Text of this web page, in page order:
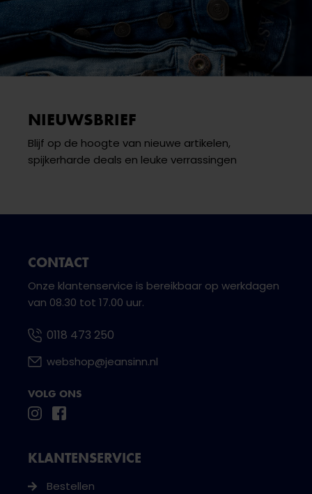
NIEUWSBRIEF
Blijf op de hoogte van nieuwe artikelen,
spijkerharde deals en leuke verrassingen
CONTACT
Onze klantenservice is bereikbaar op werkdagen
van 08.30 tot 17.00 uur.
0118 473 250
webshop@jeansinn.nl
VOLG ONS
KLANTENSERVICE
Bestellen